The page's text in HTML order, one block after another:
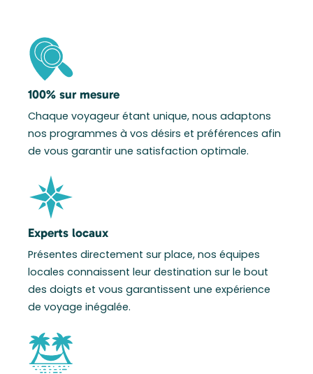
100% sur mesure
Chaque voyageur étant unique, nous adaptons
nos programmes à vos désirs et préférences afin
de vous garantir une satisfaction optimale.
Experts locaux
Présentes directement sur place, nos équipes
locales connaissent leur destination sur le bout
des doigts et vous garantissent une expérience
de voyage inégalée.